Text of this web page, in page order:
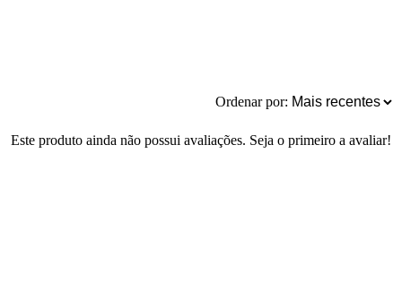
Ordenar por:
Este produto ainda não possui avaliações. Seja o primeiro a avaliar!